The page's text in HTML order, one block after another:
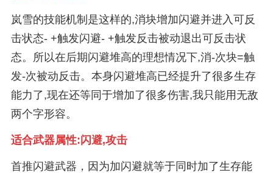
岚雪的技能机制是这样的,消块增加闪避并进入可反
击状态- +触发闪避- +触发反击被动退出可反击状
态。所以在后期闪避堆高的理想情况下,消-次块=触
发-次被动反击。本身闪避堆高已经提升了很多生存
能力了,现在还等同于增加了很多伤害,我只能用无敌
两个字形容。
适合武器属性:闪避,攻击
首推闪避武器，因为加闪避就等于同时加了生存能